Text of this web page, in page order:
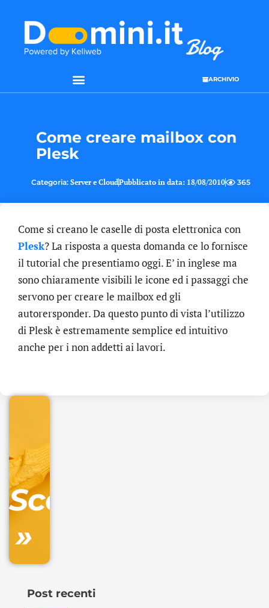
ARCHIVIO
Come creare mailbox con
Plesk
Categoria: Server e CloudPubblicato in data: 18/08/2010 365
Come si creano le caselle di posta elettronica con
Plesk? La risposta a questa domanda ce lo fornisce
il tutorial che presentiamo oggi. E’ in inglese ma
sono chiaramente visibili le icone ed i passaggi che
servono per creare le mailbox ed gli
autorersponder. Da questo punto di vista l’utilizzo
di Plesk è estremamente semplice ed intuitivo
anche per i non addetti ai lavori.
Scopri
»
.online
Post recenti